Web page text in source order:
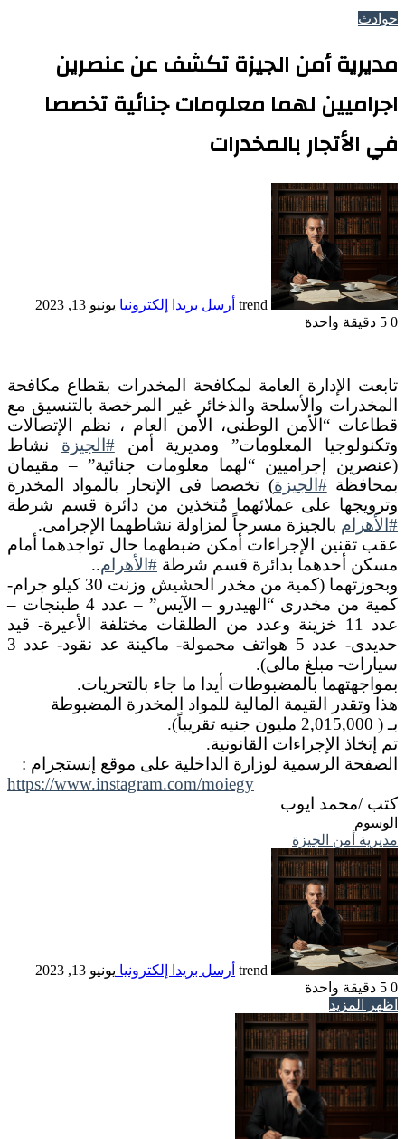
حوادث
مديرية أمن الجيزة تكشف عن عنصرين
اجراميين لهما معلومات جنائية تخصصا
في الأتجار بالمخدرات
trend أرسل بريدا إلكترونيا يونيو 13, 2023
0
دقيقة واحدة
تابعت الإدارة العامة لمكافحة المخدرات بقطاع مكافحة
المخدرات والأسلحة والذخائر غير المرخصة بالتنسيق مع
قطاعات “الأمن الوطنى، الأمن العام ، نظم الإتصالات
وتكنولوجيا المعلومات” ومديرية أمن#الجيزة نشاط
(عنصرين إجراميين “لهما معلومات جنائية” – مقيمان
بمحافظة#الجيزة) تخصصا فى الإتجار بالمواد المخدرة
وترويجها على عملائهما مُتخذين من دائرة قسم شرطة
#الأهرام بالجيزة مسرحاً لمزاولة نشاطهما الإجرامى.
عقب تقنين الإجراءات أمكن ضبطهما حال تواجدهما أمام
مسكن أحدهما بدائرة قسم شرطة #الأهرام..
وبحوزتهما (كمية من مخدر الحشيش وزنت 30 كيلو جرام-
كمية من مخدرى “الهيدرو – الآيس” – عدد 4 طبنجات –
عدد 11 خزينة وعدد من الطلقات مختلفة الأعيرة- قيد
حديدى- عدد 5 هواتف محمولة- ماكينة عد نقود- عدد 3
سيارات- مبلغ مالى).
بمواجهتهما بالمضبوطات أيدا ما جاء بالتحريات.
هذا وتقدر القيمة المالية للمواد المخدرة المضبوطة
بـ ( 2,015,000 مليون جنيه تقريباً).
تم إتخاذ الإجراءات القانونية.
الصفحة الرسمية لوزارة الداخلية على موقع إنستجرام :
https://www.instagram.com/moiegy
كتب /محمد ايوب
الوسوم
مديرية أمن الجيزة
trend أرسل بريدا إلكترونيا يونيو 13, 2023
0
دقيقة واحدة
اظهر المزيد